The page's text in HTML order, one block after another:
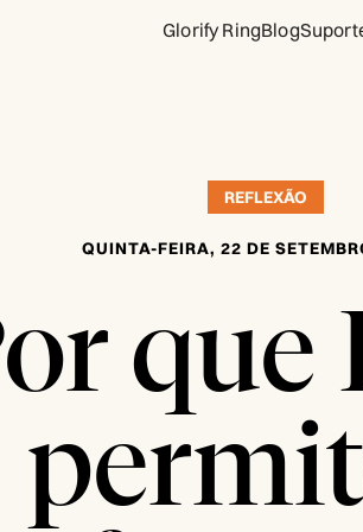
Glorify RingBlog
REFLEXÃO
QUINTA-FEIRA, 22 DE
que